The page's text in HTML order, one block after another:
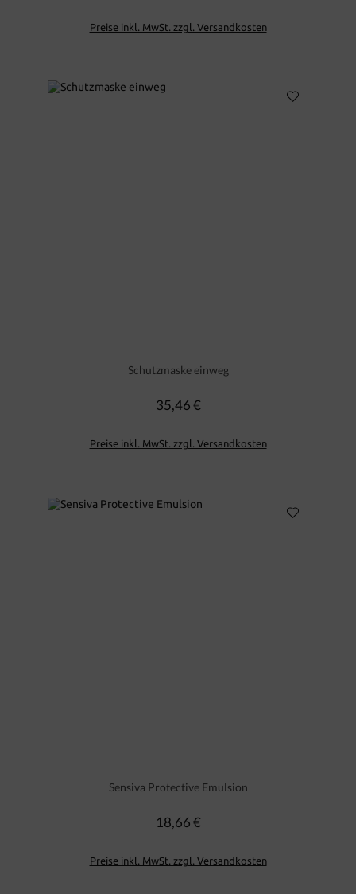
Preise inkl. MwSt. zzgl. Versandkosten
Schutzmaske einweg
Regulärer Preis:
35,46 €
Preise inkl. MwSt. zzgl. Versandkosten
Sensiva Protective Emulsion
Regulärer Preis:
18,66 €
Preise inkl. MwSt. zzgl. Versandkosten